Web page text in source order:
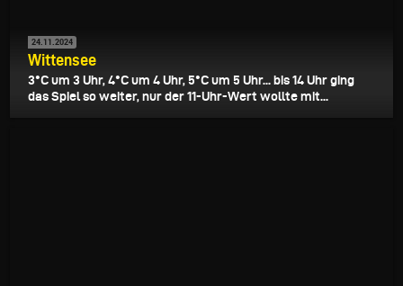
24.11.2024
Wittensee
3°C um 3 Uhr, 4°C um 4 Uhr, 5°C um 5 Uhr... bis 14 Uhr ging
das Spiel so weiter, nur der 11-Uhr-Wert wollte mit...